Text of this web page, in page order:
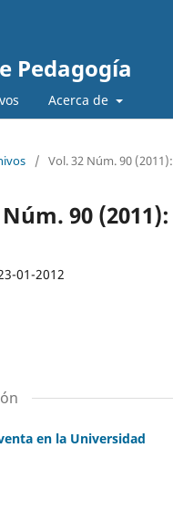
Pedagogía
Acerca de
/ Vol. 32 Núm. 90
90
01-2012
en la Universidad